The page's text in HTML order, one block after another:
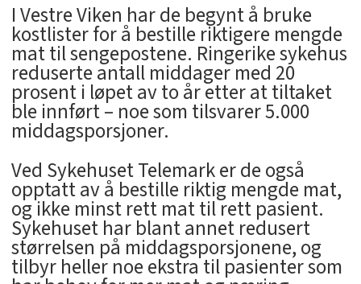
I Vestre Viken har de begynt å bruke
kostlister for å bestille riktigere mengde
mat til sengepostene. Ringerike sykehus
reduserte antall middager med 20
prosent i løpet av to år etter at tiltaket
ble innført – noe som tilsvarer 5.000
middagsporsjoner.
Ved Sykehuset Telemark er de også
opptatt av å bestille riktig mengde mat,
og ikke minst rett mat til rett pasient.
Sykehuset har blant annet redusert
størrelsen på middagsporsjonene, og
tilbyr heller noe ekstra til pasienter som